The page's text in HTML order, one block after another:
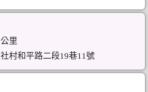
里
村和平路二段19巷11號